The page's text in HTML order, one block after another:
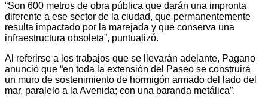
“Son 600 metros de obra pública que darán una impronta
diferente a ese sector de la ciudad, que permanentemente
resulta impactado por la marejada y que conserva una
infraestructura obsoleta”, puntualizó.
Al referirse a los trabajos que se llevarán adelante, Pagano
anunció que “en toda la extensión del Paseo se construirá
un muro de sostenimiento de hormigón armado del lado del
mar, paralelo a la Avenida; con una baranda metálica”.